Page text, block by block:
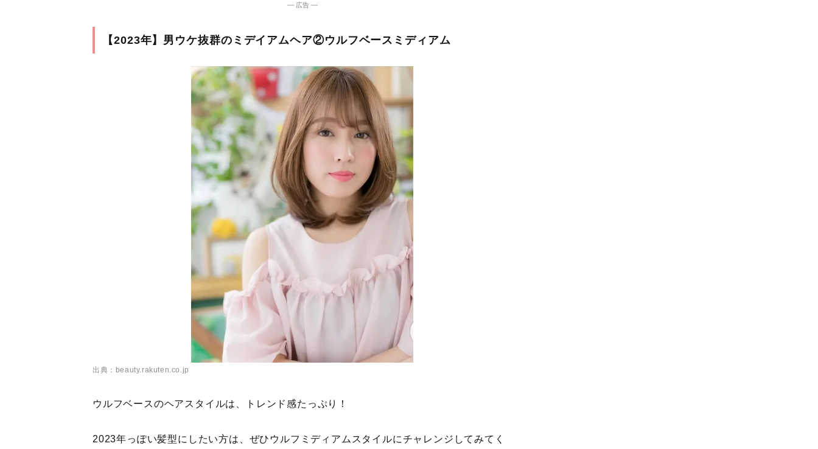
― 広告 ―
【2023年】男ウケ抜群のミデイアムヘア②ウルフベースミディアム
出典：beauty.rakuten.co.jp
ウルフベースのヘアスタイルは、トレンド感たっぷり！
2023年っぽい髪型にしたい方は、ぜひウルフミディアムスタイルにチャレンジしてみてく